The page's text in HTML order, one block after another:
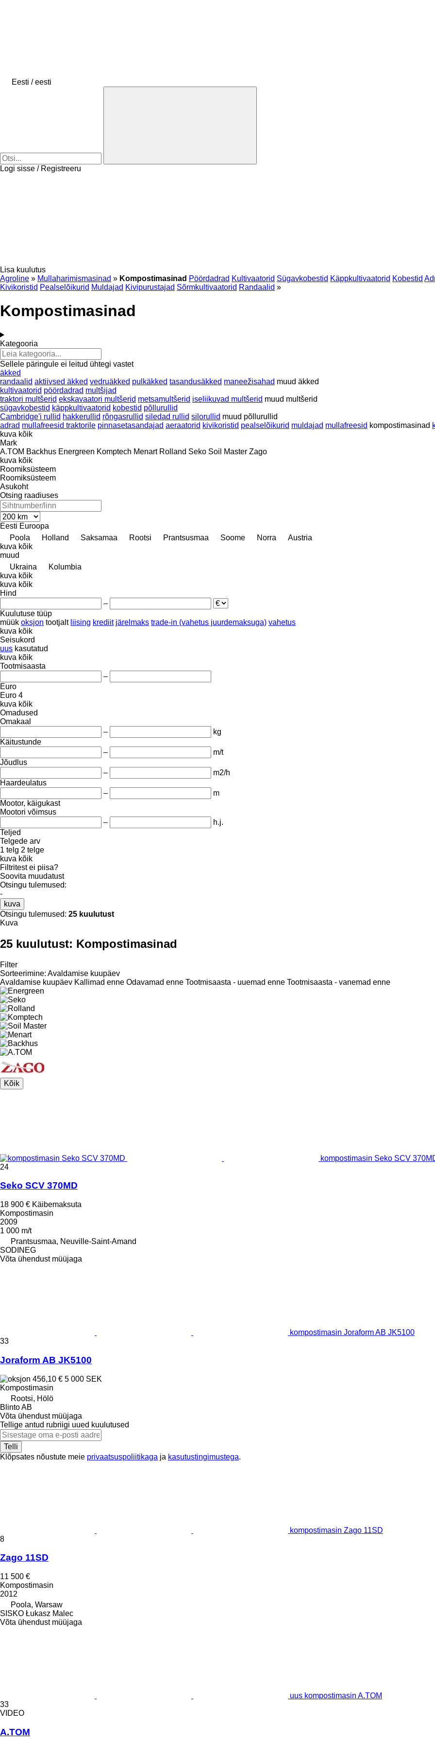
Eesti / eesti
Logi sisse / Registreeru
Lisa kuulutus
Agroline » Mullaharimismasinad » Kompostimasinad Pöördadrad Kultivaatorid Sügavkobestid Käppkultivaatorid Kobestid
Kivikoristid Pealselõikurid Muldajad Kivipurustajad Sõrmkultivaatorid Randaalid »
Kompostimasinad
Kategooria
Sellele päringule ei leitud ühtegi vastet
äkked
randaalid aktiivsed äkked vedruäkked pulkäkked tasandusäkked maneežisahad muud äkked
kultivaatorid pöördadrad multšijad
traktori multšerid ekskavaatori multšerid metsamultšerid iseliikuvad multšerid muud multšerid
sügavkobestid käppkultivaatorid kobestid põllurullid
Cambridge'i rullid hakkerullid rõngasrullid siledad rullid silorullid muud põllurullid
adrad mullafreesid traktorile pinnasetasandajad aeraatorid kivikoristid pealselõikurid muldajad mullafreesid kompostimasinad
kuva kõik
Mark
A.TOM Backhus Energreen Komptech Menart Rolland Seko Soil Master Zago
kuva kõik
Roomiksüsteem
Roomiksüsteem
Asukoht
Otsing raadiuses
Eesti Euroopa
Poola
Holland Saksamaa Rootsi Prantsusmaa Soome Norra
Austria
kuva kõik
muud
Ukraina
Kolumbia
kuva kõik
kuva kõik
Hind
–
Kuulutuse tüüp
müük oksjon tootjalt liising krediit järelmaks trade-in (vahetus juurdemaksuga) vahetus
kuva kõik
Seisukord
uus kasutatud
kuva kõik
Tootmisaasta
–
Euro
Euro 4
kuva kõik
Omadused
Omakaal
–
kg
Käitustunde
–
m/t
Jõudlus
–
m2/h
Haardeulatus
–
m
Mootor, käigukast
Mootori võimsus
–
h.j.
Teljed
Telgede arv
1 telg 2 telge
kuva kõik
Filtritest ei piisa?
Soovita muudatust
Otsingu tulemused:
-
kuva
Otsingu tulemused: 25 kuulutust
Kuva
25 kuulutust: Kompostimasinad
Filter
Sorteerimine: Avaldamise kuupäev
Avaldamise kuupäev Kallimad enne Odavamad enne Tootmisaasta - uuemad enne Tootmisaasta - vanemad enne
Kõik
kompostimasin Seko SCV
24
Seko SCV 370MD
18 900 € Käibemaksuta
Kompostimasin
2009
1 000 m/t
Prantsusmaa, Neuville-Saint-Amand
SODINEG
Võta ühendust müüjaga
kompostimasin Joraform AB JK5100
33
Joraform AB JK5100
456,10 € 5 000 SEK
Kompostimasin
Rootsi, Hölö
Blinto AB
Võta ühendust müüjaga
Tellige antud rubriigi uued kuulutused
Telli
Klõpsates nõustute meie privaatsuspoliitikaga ja kasutustingimustega.
kompostimasin Zago 11SD
8
Zago 11SD
11 500 €
Kompostimasin
2012
Poola, Warsaw
SISKO Łukasz Malec
Võta ühendust müüjaga
uus kompostimasin A.TOM
33
VIDEO
A.TOM